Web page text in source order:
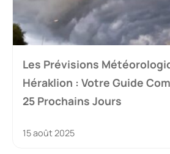
Les Prévisions
Héraklion : Votre Guide
25 Prochains Jours
15 août 2025